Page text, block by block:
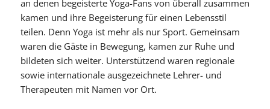
an denen begeisterte Yoga-Fans von überall zusammen
kamen und ihre Begeisterung für einen Lebensstil
teilen. Denn Yoga ist mehr als nur Sport. Gemeinsam
waren die Gäste in Bewegung, kamen zur Ruhe und
bildeten sich weiter. Unterstützend waren regionale
sowie internationale ausgezeichnete Lehrer- und
Therapeuten mit Namen vor Ort.